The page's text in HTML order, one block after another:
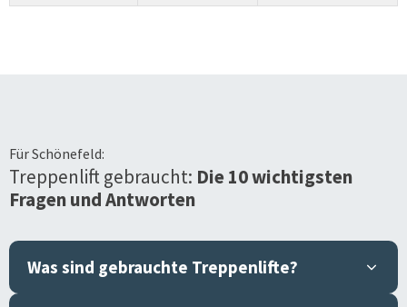
FürSchönefeld:
Treppenlift gebraucht: Die 10 wichtigsten
Fragen und Antworten
Was sind gebrauchte Treppenlifte?